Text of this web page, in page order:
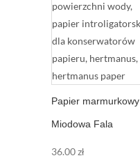
Papier marmurkowy
Miodowa Fala
36.00zł